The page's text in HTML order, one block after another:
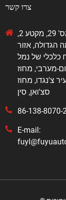
צרו קשר
כתובת: מס' 29, מקטע 2,
הגדולה, אזור
כלכלי של נמל
מערבי, מחוז
צ'נגדו, מחוז
סצ'ואן, סין
E-mail: